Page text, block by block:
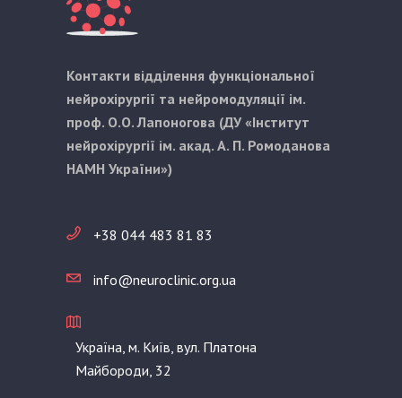
Контакти відділення функціональної
нейрохірургії та нейромодуляції ім.
проф. О.О. Лапоногова (ДУ «Інститут
нейрохірургії ім. акад. А. П. Ромоданова
НАМН України»)
+38 044 483 81 83
info@neuroclinic.org.ua
Україна, м. Київ, вул. Платона
Майбороди, 32